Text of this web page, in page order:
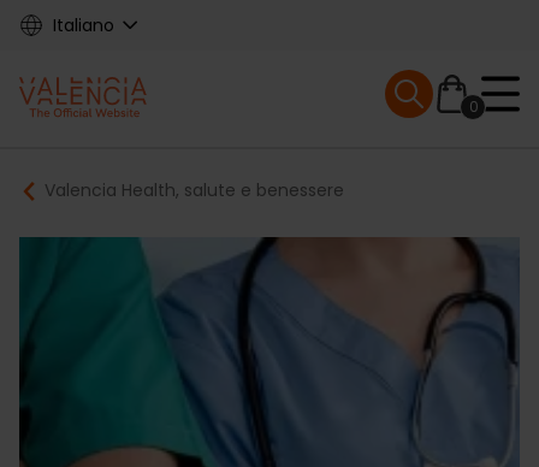
Skip
content
Italiano
Main
navigation
0
Mobile menu
Breadcrumb
Valencia Health, salute e benessere